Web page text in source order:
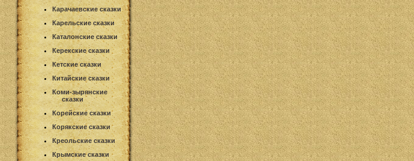
Карачаевские сказки
Карельские сказки
Каталонские сказки
Керекские сказки
Кетские сказки
Китайские сказки
Коми-зырянские
сказки
Корейские сказки
Корякские сказки
Креольские сказки
Крымские сказки